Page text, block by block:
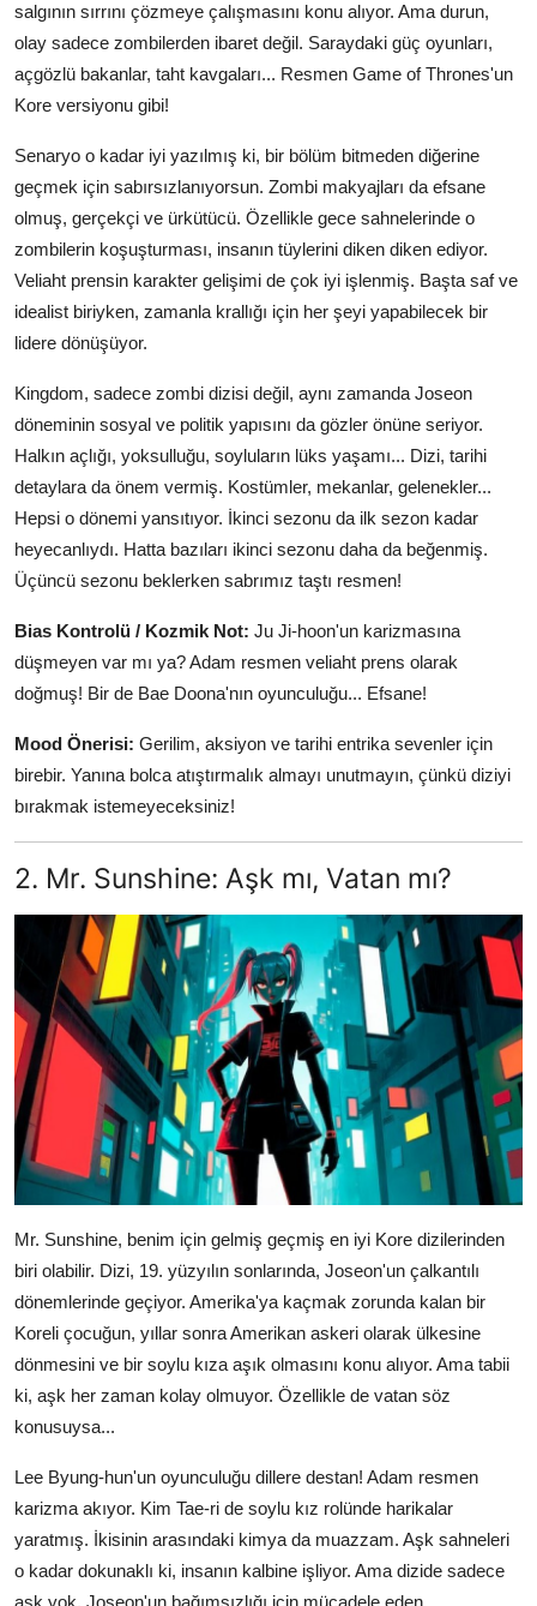
salgının sırrını çözmeye çalışmasını konu alıyor. Ama durun,
olay sadece zombilerden ibaret değil. Saraydaki güç oyunları,
açgözlü bakanlar, taht kavgaları... Resmen Game of Thrones'un
Kore versiyonu gibi!
Senaryo o kadar iyi yazılmış ki, bir bölüm bitmeden diğerine
geçmek için sabırsızlanıyorsun. Zombi makyajları da efsane
olmuş, gerçekçi ve ürkütücü. Özellikle gece sahnelerinde o
zombilerin koşuşturması, insanın tüylerini diken diken ediyor.
Veliaht prensin karakter gelişimi de çok iyi işlenmiş. Başta saf ve
idealist biriyken, zamanla krallığı için her şeyi yapabilecek bir
lidere dönüşüyor.
Kingdom, sadece zombi dizisi değil, aynı zamanda Joseon
döneminin sosyal ve politik yapısını da gözler önüne seriyor.
Halkın açlığı, yoksulluğu, soyluların lüks yaşamı... Dizi, tarihi
detaylara da önem vermiş. Kostümler, mekanlar, gelenekler...
Hepsi o dönemi yansıtıyor. İkinci sezonu da ilk sezon kadar
heyecanlıydı. Hatta bazıları ikinci sezonu daha da beğenmiş.
Üçüncü sezonu beklerken sabrımız taştı resmen!
Bias Kontrolü / Kozmik Not: Ju Ji-hoon'un karizmasına
düşmeyen var mı ya? Adam resmen veliaht prens olarak
doğmuş! Bir de Bae Doona'nın oyunculuğu... Efsane!
Mood Önerisi: Gerilim, aksiyon ve tarihi entrika sevenler için
birebir. Yanına bolca atıştırmalık almayı unutmayın, çünkü diziyi
bırakmak istemeyeceksiniz!
2. Mr. Sunshine: Aşk mı, Vatan mı?
Mr. Sunshine, benim için gelmiş geçmiş en iyi Kore dizilerinden
biri olabilir. Dizi, 19. yüzyılın sonlarında, Joseon'un çalkantılı
dönemlerinde geçiyor. Amerika'ya kaçmak zorunda kalan bir
Koreli çocuğun, yıllar sonra Amerikan askeri olarak ülkesine
dönmesini ve bir soylu kıza aşık olmasını konu alıyor. Ama tabii
ki, aşk her zaman kolay olmuyor. Özellikle de vatan söz
konusuysa...
Lee Byung-hun'un oyunculuğu dillere destan! Adam resmen
karizma akıyor. Kim Tae-ri de soylu kız rolünde harikalar
yaratmış. İkisinin arasındaki kimya da muazzam. Aşk sahneleri
o kadar dokunaklı ki, insanın kalbine işliyor. Ama dizide sadece
aşk yok. Joseon'un bağımsızlığı için mücadele eden